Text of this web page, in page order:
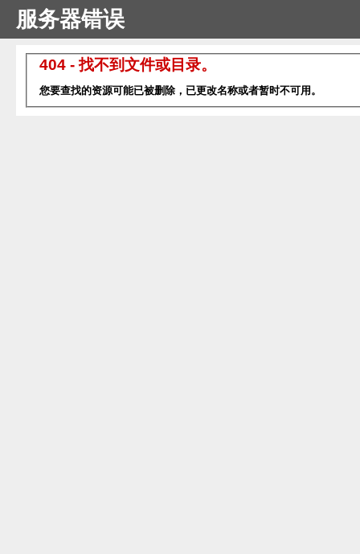
服务器错误
404 - 找不到文件或目录。
您要查找的资源可能已被删除，已更改名称或者暂时不可用。